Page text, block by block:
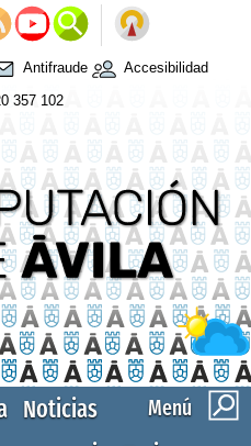
Antifraude
Accesibilidad
357 102
Menú
Noticias